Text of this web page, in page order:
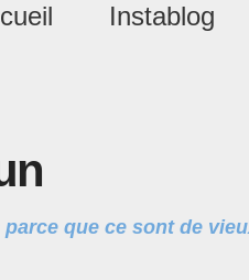
Instablog
que ce sont de